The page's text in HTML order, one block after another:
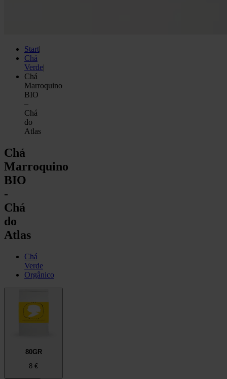
Start|
Chá
Verde|
Chá
Marroquino
BIO
–
Chá
do
Atlas
Chá
Marroquino
BIO
-
Chá
do
Atlas
Chá
Verde
Orgânico
80GR
8 €